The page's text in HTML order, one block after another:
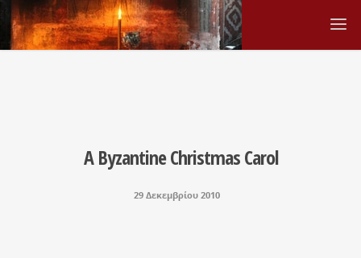
A Byzantine Christmas Carol
29 Δεκεμβρίου 2010